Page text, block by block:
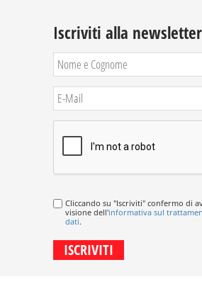
Iscriviti alla newsletter
Cliccando su "Iscriviti" confermo di
visione dell'informativa sul
dati.